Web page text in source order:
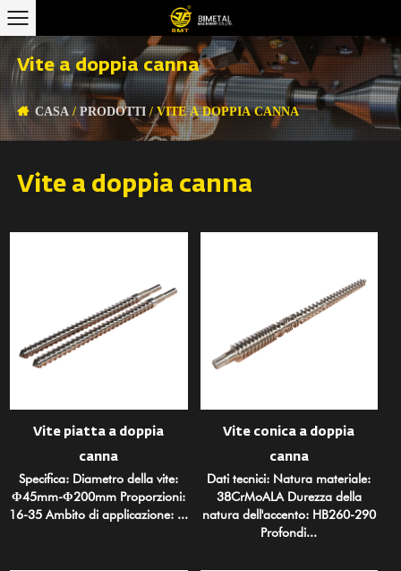
Vite a doppia canna
CASA /PRODOTTI /VITE A DOPPIA CANNA
Vite a doppia canna
Vite piatta a doppia
canna
Specifica: Diametro della vite:
Φ45mm-Φ200mm Proporzioni:
16-35 Ambito di applicazione: ...
Vite conica a doppia
canna
Dati tecnici: Natura materiale:
38CrMoALA Durezza della
natura dell'accento: HB260-290
Profondi...